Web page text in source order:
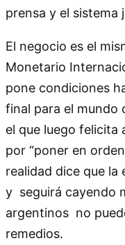
prensa y el sistema
El negocio es el
Monetario
pone condiciones
final para el mundo
el que luego felicita
por “poner en
realidad dice que la
y seguirá cayendo
argentinos no
remedios.